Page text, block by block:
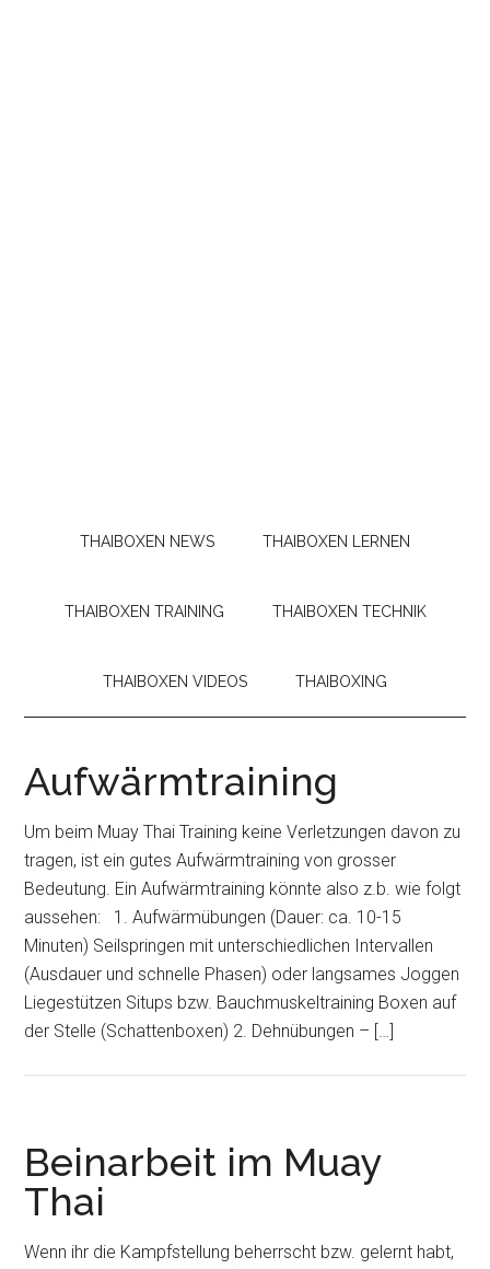
THAIBOXEN NEWS THAIBOXEN LERNEN
THAIBOXEN TRAINING THAIBOXEN TECHNIK
THAIBOXEN VIDEOS THAIBOXING
Aufwärmtraining
Um beim Muay Thai Training keine Verletzungen davon zu
tragen, ist ein gutes Aufwärmtraining von grosser
Bedeutung. Ein Aufwärmtraining könnte also z.b. wie folgt
aussehen: 1. Aufwärmübungen (Dauer: ca. 10-15
Minuten) Seilspringen mit unterschiedlichen Intervallen
(Ausdauer und schnelle Phasen) oder langsames Joggen
Liegestützen Situps bzw. Bauchmuskeltraining Boxen auf
der Stelle (Schattenboxen) 2. Dehnübungen – […]
Beinarbeit im Muay
Thai
Wenn ihr die Kampfstellung beherrscht bzw. gelernt habt,